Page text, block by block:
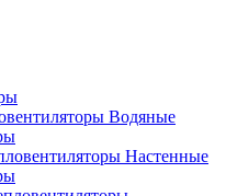
Водяные
Настенные